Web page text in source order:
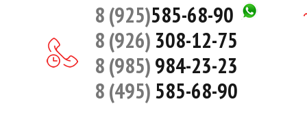
8 (925)585-68-90
8 (926) 308-12-75
8 (985)984-23-23
8 (495)585-68-90